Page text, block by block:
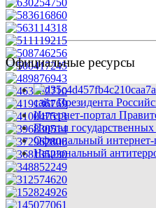
Официальные ресурсы
сайт Президента
Интернет-портал
Портал
Официальный
Национальный